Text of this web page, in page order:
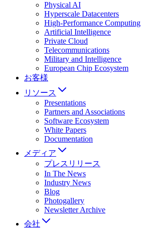
Physical AI
Hyperscale Datacenters
High-Performance Computing
Artificial Intelligence
Private Cloud
Telecommunications
Military and Intelligence
European Chip Ecosystem
お客様
リソース
Presentations
Partners and Associations
Software Ecosystem
White Papers
Documentation
メディア
プレスリリース
In The News
Industry News
Blog
Photogallery
Newsletter Archive
会社